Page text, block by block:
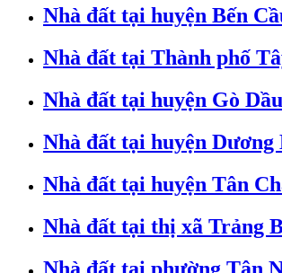
Nhà đất tại huyện Bến
Nhà đất tại Thành phố
Nhà đất tại huyện Gò Dầu
Nhà đất tại huyện
Nhà đất tại huyện Tân
Nhà đất tại thị xã Trảng
Nhà đất tại phường Tân